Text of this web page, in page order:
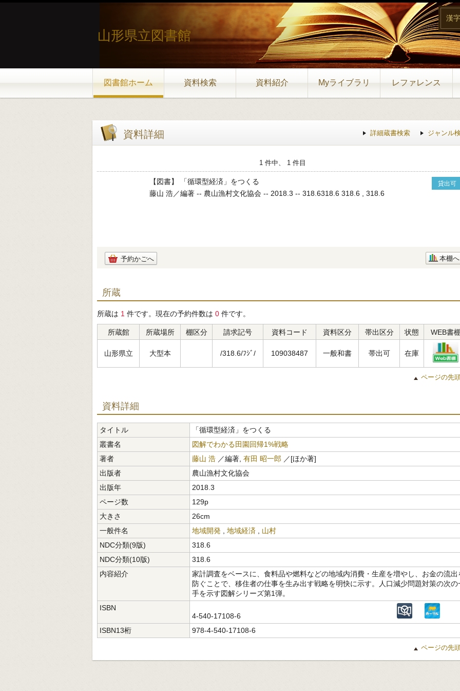
山形県立図書館
図書館ホーム 資料検索 資料紹介 Myライブラリ レファレンス
漢字
資料詳細 詳細蔵書検索 ジャンル
1 件中、 1 件目
【図書】 「循環型経済」をつくる 貸出可
藤山 浩／編著 -- 農山漁村文化協会 -- 2018.3 -- 318.6318.6 318.6 , 318.6
予約かごへ 本棚へ
所蔵
所蔵は 1 件です。現在の予約件数は 0 件です。
所蔵館 所蔵場所 棚区分 請求記号 資料コード 資料区分 帯出区分 状態 WEB書
山形県立 大型本 /318.6/ﾌｼﾞ/ 109038487 一般和書 帯出可 在庫
ページの先
資料詳細
タイトル
「循環型経済」をつくる
叢書名
図解でわかる田園回帰1%戦略
著者
藤山 浩 ／編著, 有田 昭一郎 ／[ほか著]
出版者
農山漁村文化協会
出版年
2018.3
ページ数
129p
大きさ
26cm
一般件名
地域開発 地域経済
山村
NDC分類(9版)
318.6
NDC分類(10版)
318.6
内容紹介
家計調査をベースに、食料品や燃料などの地域内消費・生産を増やし、お金の流出
防ぐことで、移住者の仕事を生み出す戦略を明快に示す。人口減少問題対策の次の
手を示す図解シリーズ第1弾。
ISBN
4-540-17108-6
ISBN13桁
978-4-540-17108-6
ページの先